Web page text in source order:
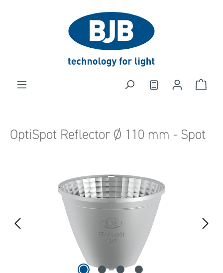
OptiSpot Reflector Ø 110 mm - Spot
Bildergalerie überspringen